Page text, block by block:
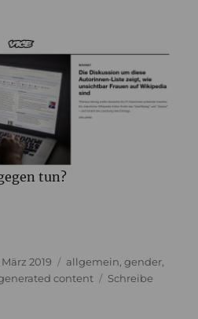
tun?
März 2019 Kategorien
allgemein ,gender
content
Schreibe